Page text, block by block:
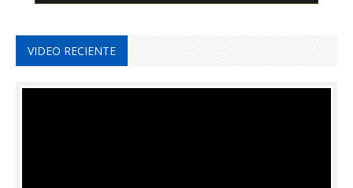
VIDEO RECIENTE